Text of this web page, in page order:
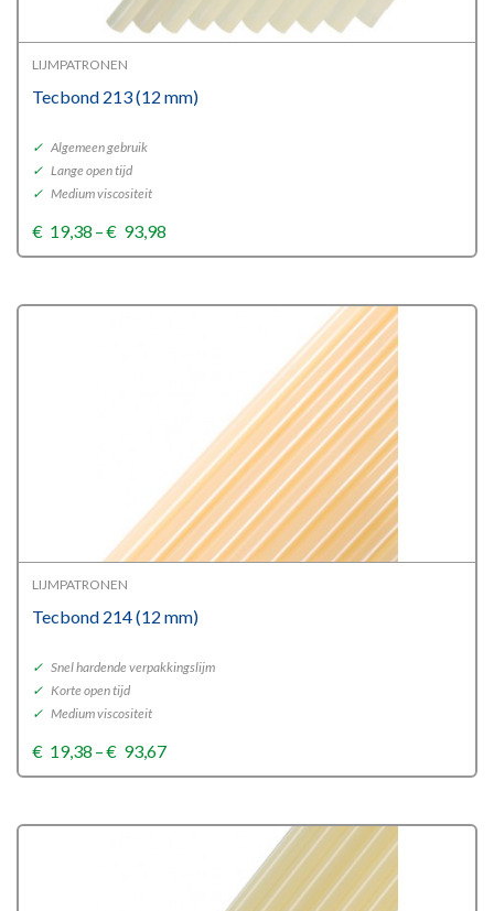
LIJMPATRONEN
Tecbond 213 (12 mm)
✓ Algemeen gebruik
✓ Lange open tijd
✓ Medium viscositeit
€ 19,38 –€ 93,98
range:
LIJMPATRONEN
Tecbond 214 (12 mm)
✓ Snel hardende verpakkingslijm
✓ Korte open tijd
✓ Medium viscositeit
€ 19,38 –€ 93,67Price
range: